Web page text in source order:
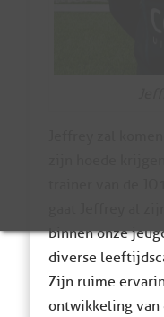
binnen onze
diverse
Zijn ruime
ontwikkeling van